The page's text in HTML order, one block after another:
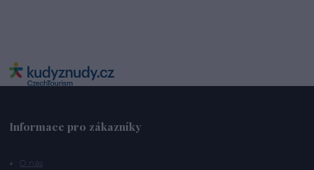
Informace pro zákazníky
O nás